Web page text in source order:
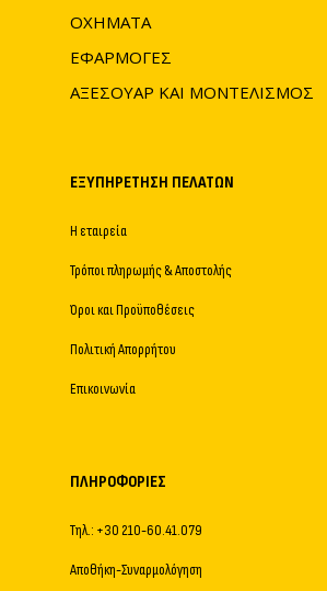
ΟΧΗΜΑΤΑ
ΕΦΑΡΜΟΓΕΣ
ΑΞΕΣΟΥΑΡ ΚΑΙ ΜΟΝΤΕΛΙΣΜΟΣ
ΕΞΥΠΗΡΈΤΗΣΗ ΠΕΛΑΤΏΝ
Η εταιρεία
Τρόποι πληρωμής & Αποστολής
Όροι και Προϋποθέσεις
Πολιτική Απορρήτου
Επικοινωνία
ΠΛΗΡΟΦΟΡΊΕΣ
Τηλ.: +30 210-60.41.079
Αποθήκη-Συναρμολόγηση